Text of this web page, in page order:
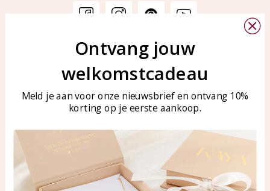
Veelgestelde vragen
Sieraden onderhouden
KAYA Sieraden
Bellen of WhatsApp Ma-Vr
Tel: 0850003187
WhatsApp: 0850003187
klantenservice@kayasierade
Ontvang jouw
welkomstcadeau
Meld je aan voor onze nieuwsbrief en ontvang 10%
korting op je eerste aankoop.